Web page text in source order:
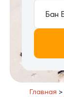
Главная >